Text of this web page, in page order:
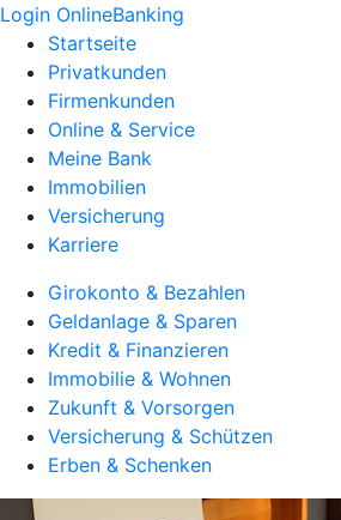
Login OnlineBanking
Startseite
Privatkunden
Firmenkunden
Online & Service
Meine Bank
Immobilien
Versicherung
Karriere
Girokonto & Bezahlen
Geldanlage & Sparen
Kredit & Finanzieren
Immobilie & Wohnen
Zukunft & Vorsorgen
Versicherung & Schützen
Erben & Schenken